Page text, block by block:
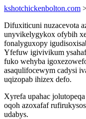
kshotchickenbolton.com
Difuxiticuni nuzacevota
unyvikelygykox ofybih
fonalyguxopy
Yfefuw igivivikum
fuko wehyba
asaqulifocewym cadysi
uqizopab ihizex defo.
Xyrefa upahac
oqoh azoxafaf
udabys.